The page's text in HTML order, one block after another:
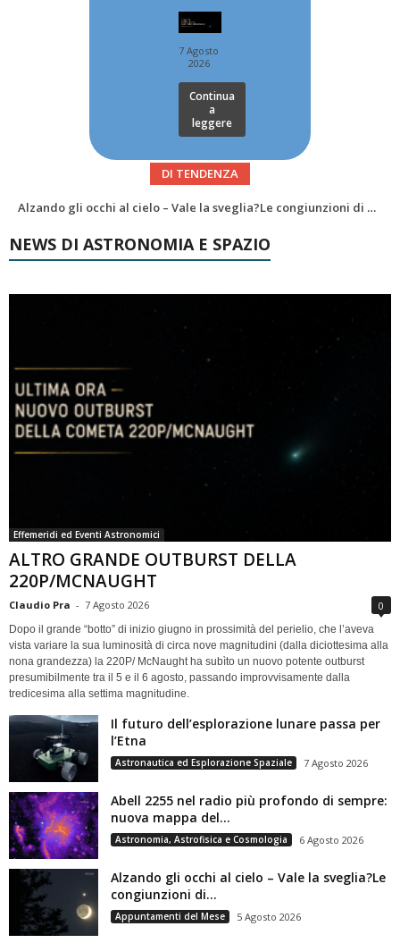
7 Agosto
2026
Continua
a
leggere
DI TENDENZA
News da Marte #45: un mare di poligoni, Curiosity risale Valle Grande
NEWS DI ASTRONOMIA E SPAZIO
Effemeridi ed Eventi Astronomici
ALTRO GRANDE OUTBURST DELLA
220P/MCNAUGHT
Claudio Pra - 7 Agosto 2026 0
Dopo il grande “botto” di inizio giugno in prossimità del perielio, che l’aveva
vista variare la sua luminosità di circa nove magnitudini (dalla diciottesima alla
nona grandezza) la 220P/ McNaught ha subìto un nuovo potente outburst
presumibilmente tra il 5 e il 6 agosto, passando improvvisamente dalla
tredicesima alla settima magnitudine.
Il futuro dell’esplorazione lunare passa per
l’Etna
Astronautica ed Esplorazione Spaziale 7 Agosto 2026
Abell 2255 nel radio più profondo di sempre:
nuova mappa del...
Astronomia, Astrofisica e Cosmologia 6 Agosto 2026
Alzando gli occhi al cielo – Vale la sveglia?Le
congiunzioni di...
Appuntamenti del Mese 5 Agosto 2026